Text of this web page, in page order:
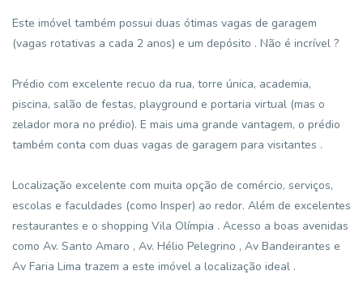
Este imóvel também possui duas ótimas vagas de garagem
(vagas rotativas a cada 2 anos) e um depósito . Não é incrível ?
Prédio com excelente recuo da rua, torre única, academia,
piscina, salão de festas, playground e portaria virtual (mas o
zelador mora no prédio). E mais uma grande vantagem, o prédio
também conta com duas vagas de garagem para visitantes .
Localização excelente com muita opção de comércio, serviços,
escolas e faculdades (como Insper) ao redor. Além de excelentes
restaurantes e o shopping Vila Olímpia . Acesso a boas avenidas
como Av. Santo Amaro , Av. Hélio Pelegrino , Av Bandeirantes e
Av Faria Lima trazem a este imóvel a localização ideal .